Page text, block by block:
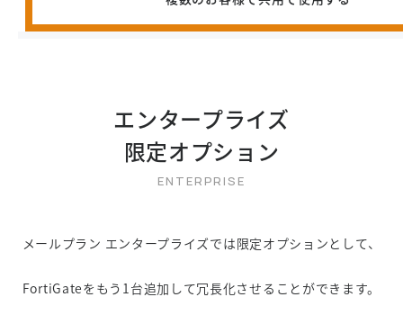
エンタープライズ
限定オプション
メールプラン エンタープライズでは限定オプションとして、
FortiGateをもう1台追加して冗長化させることができます。